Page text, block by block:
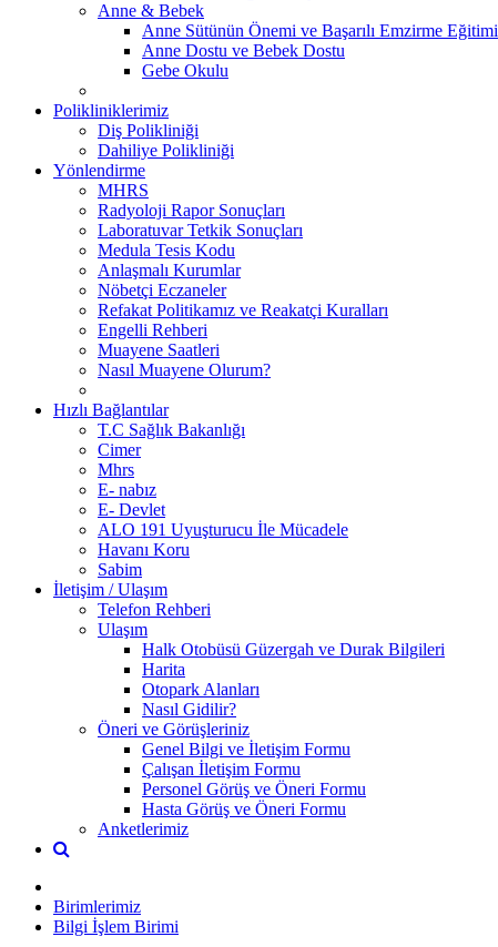
Anne & Bebek
Anne Sütünün Önemi ve Başarılı Emzirme Eğitimi
Anne Dostu ve Bebek Dostu
Gebe Okulu
Polikliniklerimiz
Diş Polikliniği
Dahiliye Polikliniği
Yönlendirme
MHRS
Radyoloji Rapor Sonuçları
Laboratuvar Tetkik Sonuçları
Medula Tesis Kodu
Anlaşmalı Kurumlar
Nöbetçi Eczaneler
Refakat Politikamız ve Reakatçi Kuralları
Engelli Rehberi
Muayene Saatleri
Nasıl Muayene Olurum?
Hızlı Bağlantılar
T.C Sağlık Bakanlığı
Cimer
Mhrs
E- nabız
E- Devlet
ALO 191 Uyuşturucu İle Mücadele
Havanı Koru
Sabim
İletişim / Ulaşım
Telefon Rehberi
Ulaşım
Halk Otobüsü Güzergah ve Durak Bilgileri
Harita
Otopark Alanları
Nasıl Gidilir?
Öneri ve Görüşleriniz
Genel Bilgi ve İletişim Formu
Çalışan İletişim Formu
Personel Görüş ve Öneri Formu
Hasta Görüş ve Öneri Formu
Anketlerimiz
Birimlerimiz
Bilgi İşlem Birimi